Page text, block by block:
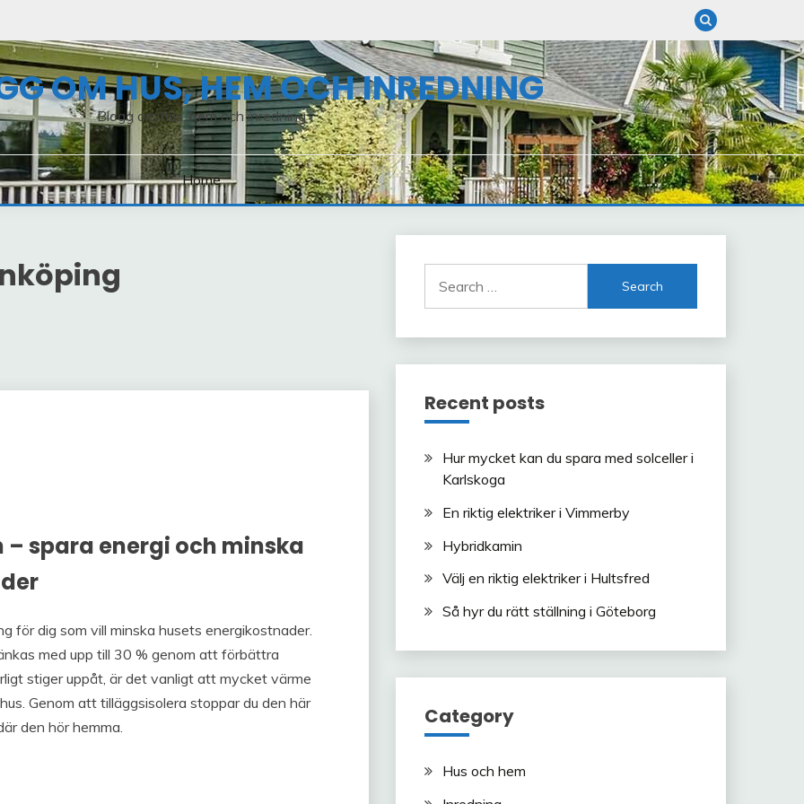
OM HUS, HEM OCH INREDNING
Blogg om hus, hem och inredning
Home
spara energi och minska
för dig som vill minska husets energikostnader.
med upp till 30 % genom att förbättra
stiger uppåt, är det vanligt att mycket värme
Genom att tilläggsisolera stoppar du den här
den hör hemma.
for:
Recent posts
Hur mycket kan du spara med solceller i
Karlskoga
En riktig elektriker i Vimmerby
Hybridkamin
Välj en riktig elektriker i Hultsfred
Så hyr du rätt ställning i Göteborg
Category
Hus och hem